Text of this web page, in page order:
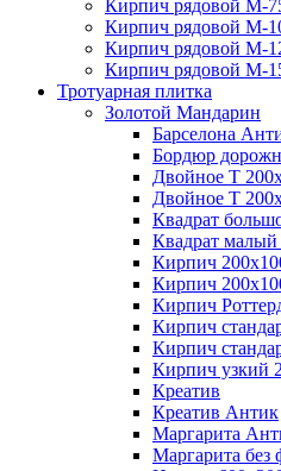
Кирпич рядовой М-
Кирпич рядовой М-
Кирпич рядовой М-
Кирпич рядовой М-
Тротуарная плитка
Золотой Мандарин
Барселона
Бордюр
Двойное Т
Двойное Т
Квадрат
Квадрат малый
Кирпич
Кирпич
Кирпич
Кирпич
Кирпич
Кирпич узкий
Креатив
Креатив Антик
Маргарита
Маргарита без